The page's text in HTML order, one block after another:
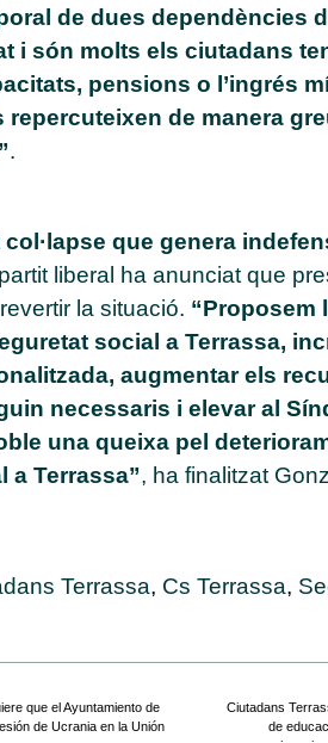
de dues dependències
i són molts els ciutadans
pensions o l’ingrés
de manera
.
col·lapse que genera
liberal ha anunciat que
la situació. “Proposem
social a Terrassa,
augmentar els
necessaris i elevar al
una queixa pel
a Terrassa”, ha finalitzat
Terrassa, Cs Terrassa,
que el Ayuntamiento de
de Ucrania en la Unión
Ciutadans
de